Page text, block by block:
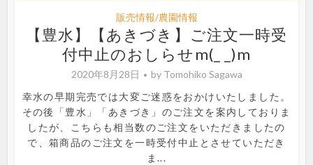
販売情報/農園情報
【豊水】【あきづき】ご注文一時受
付中止のおしらせm(_ _)m
2020年8月28日 by Tomohiko Sagawa
幸水の早期完売では大変ご迷惑をおかけいたしました。
その後「豊水」「あきづき」のご注文を案内しておりま
したが、こちらも相当数のご注文をいただきましたの
で、箱商品のご注文を一時受付中止とさせていただき
ま...